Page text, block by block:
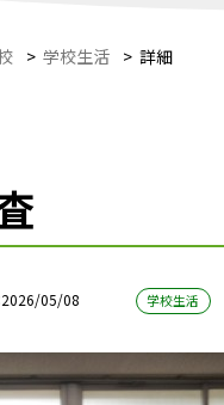
> 学校生活 > 詳細
2026/05/08 学校生活